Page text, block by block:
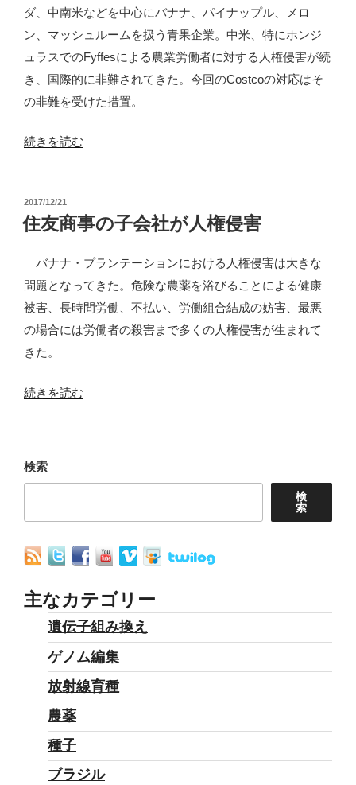
責
任
か
ら
逃
の
ダ、中南米などを中心にバナナ、パイナップル、メロ
ン、マッシュルームを扱う青果企業。中米、特にホンジ
ュラスでのFyffesによる農業労働者に対する人権侵害が続
き、国際的に非難されてきた。今回のCostcoの対応はそ
の非難を受けた措置。
“住
事
の
パ
ー
引
止
の
続きを読む
投
稿
日:
2017/12/21
住友商事の子会社が人権侵害
バナナ・プランテーションにおける人権侵害は大きな
問題となってきた。危険な農薬を浴びることによる健康
被害、長時間労働、不払い、労働組合結成の妨害、最悪
の場合には労働者の殺害まで多くの人権侵害が生まれて
きた。
“住
事
の
会
社
が
人
続きを読む
検索
検
索
主なカテゴリー
遺伝子組み換え
ゲノム編集
放射線育種
農薬
種子
ブラジル